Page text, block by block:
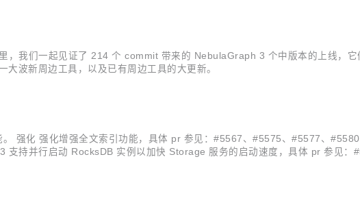
我们一起见证了 214 个 commit 带来的 NebulaGraph 3 个中版本的上线，
波新周边工具，以及已有周边工具的大更新。
强化 强化增强全文索引功能，具体 pr 参见：#5567、#5575、#5577、
持并行启动 RocksDB 实例以加快 Storage 服务的启动速度，具体 pr 参见：